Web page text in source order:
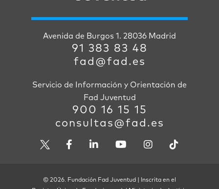
Avenida de Burgos 1. 28036 Madrid
91 383 83 48
fad@fad.es
Servicio de Información y Orientación de
Fad Juventud
900 16 15 15
consultas@fad.es
© 2026. Fundación Fad Juventud | Inscrita en el